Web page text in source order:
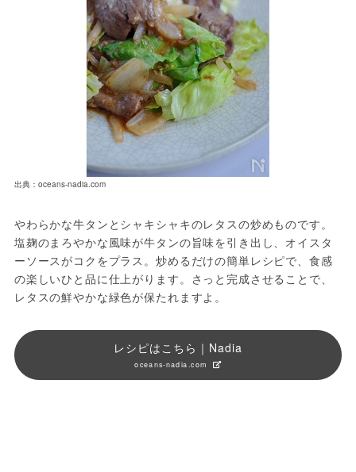
出典：oceans-nadia.com
やわらかな牛タンとシャキシャキのレタスの炒めものです。
塩麹のまろやかな風味が牛タンの旨味を引き出し、オイスタ
ーソースがコクをプラス。炒めるだけの簡単レシピで、食感
の楽しいひと品に仕上がります。さっと完成させることで、
レタスの鮮やかな緑色が保たれますよ。
レシピはこちら｜Nadia
oceans-nadia.com